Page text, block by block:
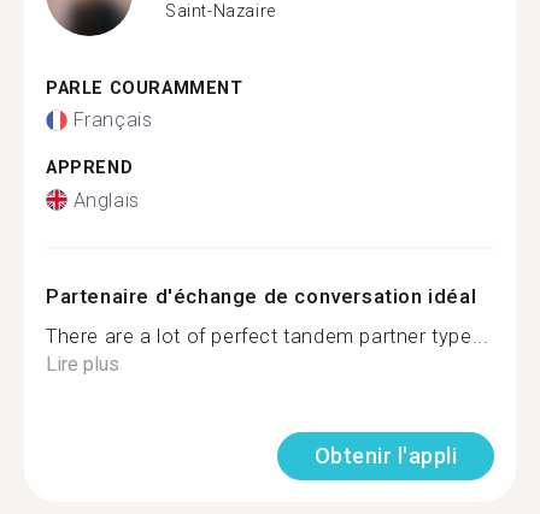
Saint-Nazaire
PARLE COURAMMENT
Français
APPREND
Anglais
Partenaire d'échange de conversation idéal
There are a lot of perfect tandem partner type...
Lire plus
Obtenir l'appli